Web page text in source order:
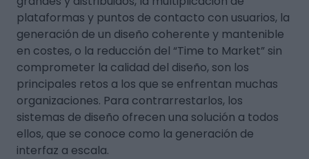
plataformas y puntos de contacto con usuarios, la
generación de un diseño coherente y mantenible
en costes, o la reducción del “Time to Market” sin
comprometer la calidad del diseño, son los
principales retos a los que se enfrentan muchas
organizaciones. Para contrarrestarlos, los
sistemas de diseño ofrecen una solución a todos
ellos, que se conoce como la generación de
interfaz a escala.